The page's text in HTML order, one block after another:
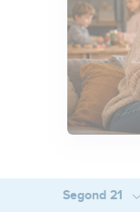
Segond 21